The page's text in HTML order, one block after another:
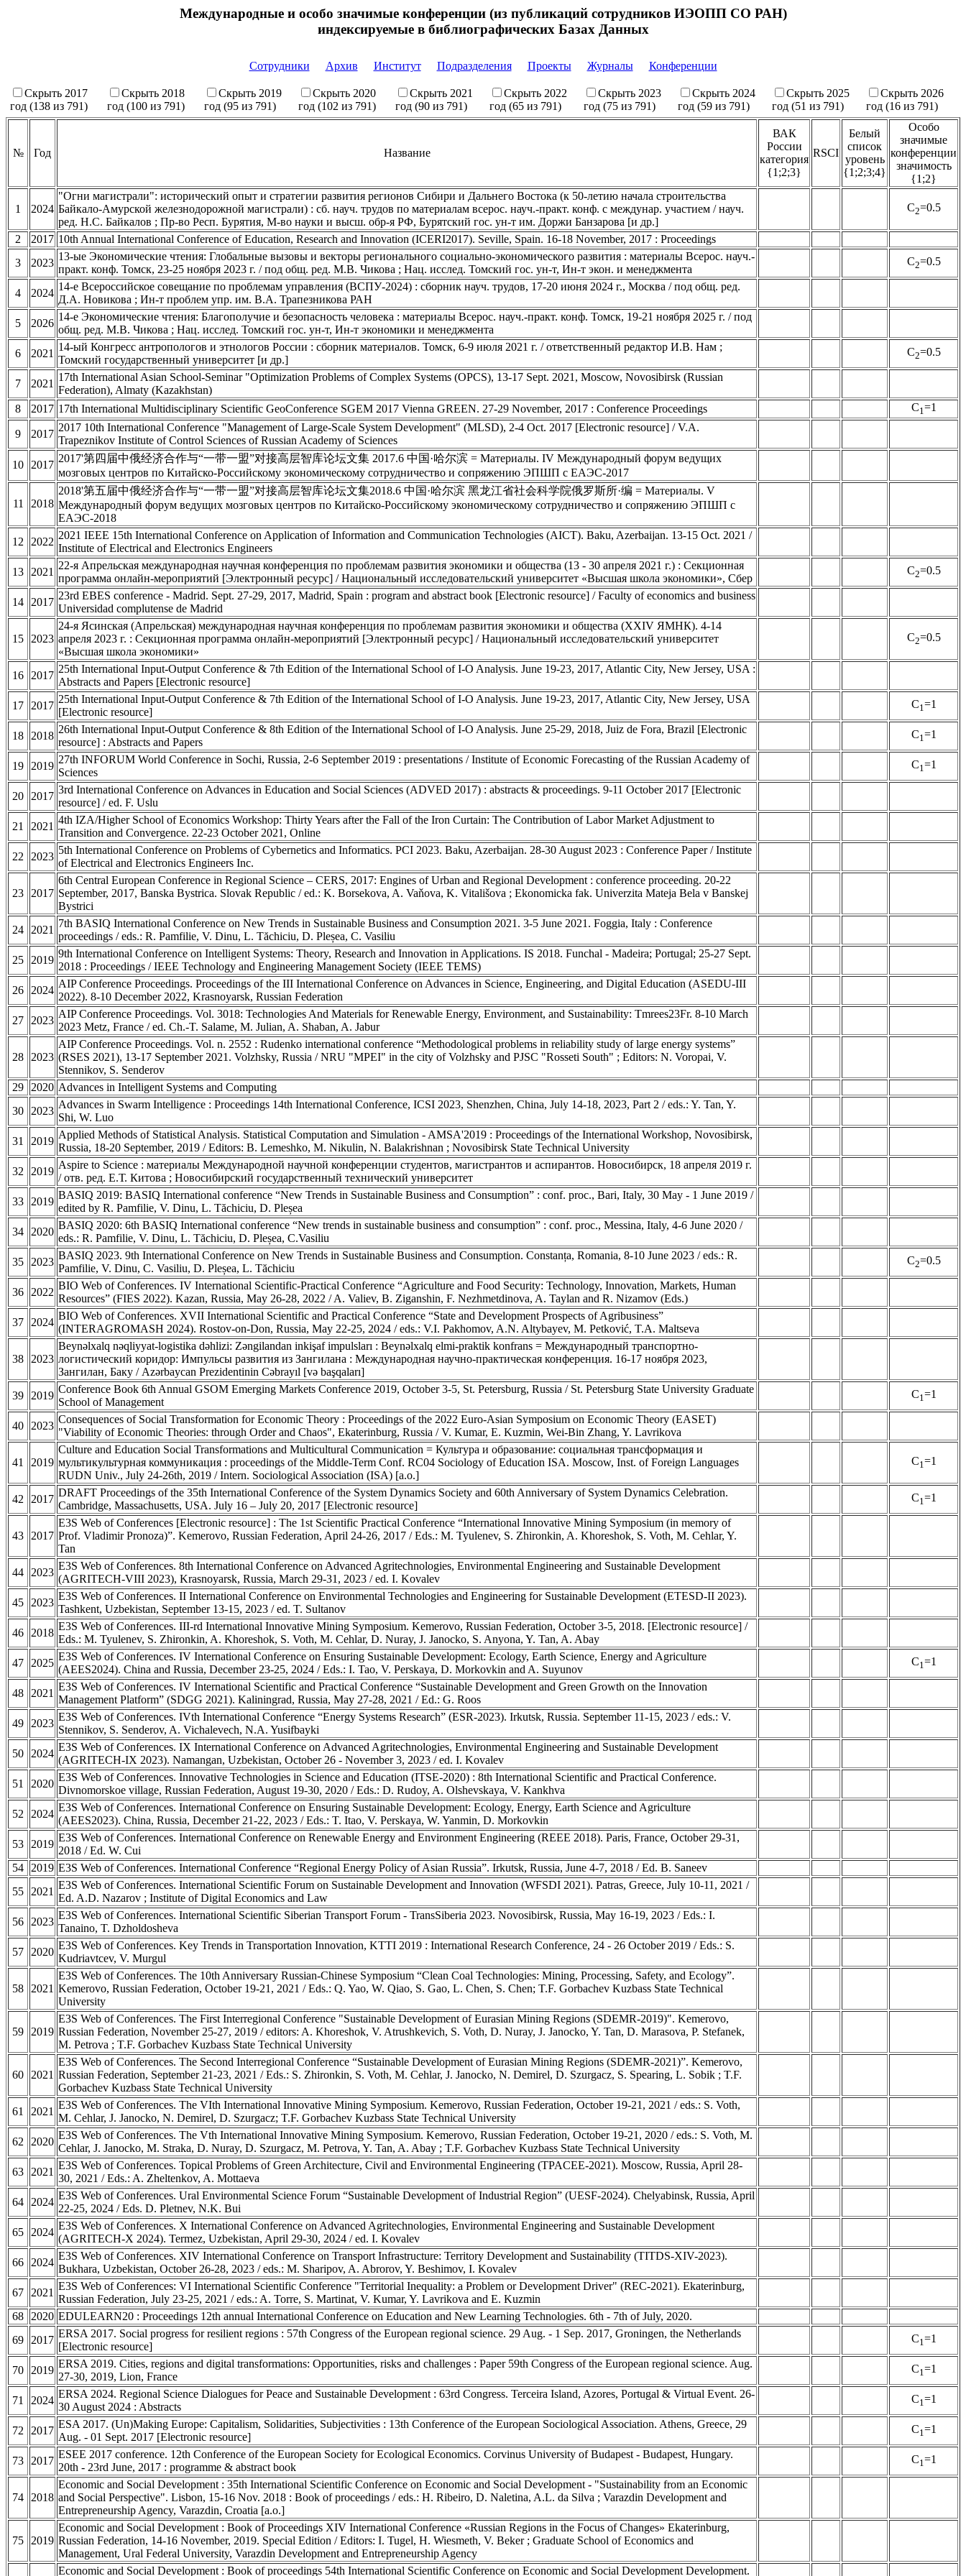
Международные и особо значимые конференции (из публикаций сотрудников ИЭОПП СО РАН)
индексируемые в библиографических Базах Данных
Сотрудники Архив Институт Подразделения Проекты Журналы Конференции
Скрыть 2017
год (138 из 791)
Скрыть 2018
год (100 из 791)
Скрыть 2019
год (95 из 791)
Скрыть 2020
год (102 из 791)
Скрыть 2021
год (90 из 791)
Скрыть 2022
год (65 из 791)
Скрыть 2023
год (75 из 791)
Скрыть 2024
год (59 из 791)
Скрыть 2025
год (51 из 791)
Скрыть 2026
год (16 из 791)
№ Год Название
ВАК
России
категория
{1;2;3}
RSCI
Белый
список
уровень
{1;2;3;4}
Особо
значимые
конференции
значимость
{1;2}
1 2024
"Огни магистрали": исторический опыт и стратегии развития регионов Сибири и Дальнего Востока (к 50-летию начала строительства
Байкало-Амурской железнодорожной магистрали) : сб. науч. трудов по материалам всерос. науч.-практ. конф. с междунар. участием / науч.
ред. Н.С. Байкалов ; Пр-во Респ. Бурятия, М-во науки и высш. обр-я РФ, Бурятский гос. ун-т им. Доржи Банзарова [и др.]
C2=0.5
2 2017 10th Annual International Conference of Education, Research and Innovation (ICERI2017). Seville, Spain. 16-18 November, 2017 : Proceedings
3
2023
13-ые Экономические чтения: Глобальные вызовы и векторы регионального социально-экономического развития : материалы Всерос. науч.-
практ. конф. Томск, 23-25 ноября 2023 г. / под общ. ред. М.В. Чикова ; Нац. исслед. Томский гос. ун-т, Ин-т экон. и менеджмента
C2=0.5
4 2024
14-е Всероссийское совещание по проблемам управления (ВСПУ-2024) : сборник науч. трудов, 17-20 июня 2024 г., Москва / под общ. ред.
Д.А. Новикова ; Ин-т проблем упр. им. В.А. Трапезникова РАН
5
2026
14-е Экономические чтения: Благополучие и безопасность человека : материалы Всерос. науч.-практ. конф. Томск, 19-21 ноября 2025 г. / под
общ. ред. М.В. Чикова ; Нац. исслед. Томский гос. ун-т, Ин-т экономики и менеджмента
6
2021
14-ый Конгресс антропологов и этнологов России : сборник материалов. Томск, 6-9 июля 2021 г. / ответственный редактор И.В. Нам ;
Томский государственный университет [и др.]
C2=0.5
7 2021
17th International Asian School-Seminar "Optimization Problems of Complex Systems (OPCS), 13-17 Sept. 2021, Moscow, Novosibirsk (Russian
Federation), Almaty (Kazakhstan)
8
2017 17th International Multidisciplinary Scientific GeoConference SGEM 2017 Vienna GREEN. 27-29 November, 2017 : Conference Proceedings C1 =1
9 2017
2017 10th International Conference "Management of Large-Scale System Development" (MLSD), 2-4 Oct. 2017 [Electronic resource] / V.A.
Trapeznikov Institute of Control Sciences of Russian Academy of Sciences
10
2017
2017'第四届中俄经济合作与“一带一盟”对接高层智库论坛文集 2017.6 中国·哈尔滨 = Материалы. IV Международный форум ведущих
мозговых центров по Китайско-Российскому экономическому сотрудничество и сопряжению ЭПШП с ЕАЭС-2017
11 2018
2018'第五届中俄经济合作与“一带一盟”对接高层智库论坛文集2018.6 中国·哈尔滨 黑龙江省社会科学院俄罗斯所·编 = Материалы. V
Международный форум ведущих мозговых центров по Китайско-Российскому экономическому сотрудничество и сопряжению ЭПШП с
ЕАЭС-2018
12
2022
2021 IEEE 15th International Conference on Application of Information and Communication Technologies (AICT). Baku, Azerbaijan. 13-15 Oct. 2021 /
Institute of Electrical and Electronics Engineers
13
2021
22-я Апрельская международная научная конференция по проблемам развития экономики и общества (13 - 30 апреля 2021 г.) : Секционная
программа онлайн-мероприятий [Электронный ресурс] / Национальный исследовательский университет «Высшая школа экономики», Сбер
C2=0.5
14 2017
23rd EBES conference - Madrid. Sept. 27-29, 2017, Madrid, Spain : program and abstract book [Electronic resource] / Faculty of economics and business
Universidad complutense de Madrid
15 2023
24-я Ясинская (Апрельская) международная научная конференция по проблемам развития экономики и общества (XXIV ЯМНК). 4-14
апреля 2023 г. : Секционная программа онлайн-мероприятий [Электронный ресурс] / Национальный исследовательский университет
«Высшая школа экономики»
C2=0.5
16 2017
25th International Input-Output Conference & 7th Edition of the International School of I-O Analysis. June 19-23, 2017, Atlantic City, New Jersey, USA :
Abstracts and Papers [Electronic resource]
17
2017
25th International Input-Output Conference & 7th Edition of the International School of I-O Analysis. June 19-23, 2017, Atlantic City, New Jersey, USA
[Electronic resource]
C1 =1
18 2018
26th International Input-Output Conference & 8th Edition of the International School of I-O Analysis. June 25-29, 2018, Juiz de Fora, Brazil [Electronic
resource] : Abstracts and Papers
C1 =1
19 2019
27th INFORUM World Conference in Sochi, Russia, 2-6 September 2019 : presentations / Institute of Economic Forecasting of the Russian Academy of
Sciences
C1 =1
20 2017
3rd International Conference on Advances in Education and Social Sciences (ADVED 2017) : abstracts & proceedings. 9-11 October 2017 [Electronic
resource] / ed. F. Uslu
21
2021
4th IZA/Higher School of Economics Workshop: Thirty Years after the Fall of the Iron Curtain: The Contribution of Labor Market Adjustment to
Transition and Convergence. 22-23 October 2021, Online
22
2023
5th International Conference on Problems of Cybernetics and Informatics. PCI 2023. Baku, Azerbaijan. 28-30 August 2023 : Conference Paper / Institute
of Electrical and Electronics Engineers Inc.
23 2017
6th Central European Conference in Regional Science – CERS, 2017: Engines of Urban and Regional Development : conference proceeding. 20-22
September, 2017, Banska Bystrica. Slovak Republic / ed.: K. Borsekova, A. Vaňova, K. Vitališova ; Ekonomicka fak. Univerzita Mateja Bela v Banskej
Bystrici
24
2021
7th BASIQ International Conference on New Trends in Sustainable Business and Consumption 2021. 3-5 June 2021. Foggia, Italy : Conference
proceedings / eds.: R. Pamfilie, V. Dinu, L. Tăchiciu, D. Pleșea, C. Vasiliu
25
2019
9th International Conference on Intelligent Systems: Theory, Research and Innovation in Applications. IS 2018. Funchal - Madeira; Portugal; 25-27 Sept.
2018 : Proceedings / IEEE Technology and Engineering Management Society (IEEE TEMS)
26
2024
AIP Conference Proceedings. Proceedings of the III International Conference on Advances in Science, Engineering, and Digital Education (ASEDU-III
2022). 8-10 December 2022, Krasnoyarsk, Russian Federation
27
2023
AIP Conference Proceedings. Vol. 3018: Technologies And Materials for Renewable Energy, Environment, and Sustainability: Tmrees23Fr. 8-10 March
2023 Metz, France / ed. Ch.-T. Salame, M. Julian, A. Shaban, A. Jabur
28 2023
AIP Conference Proceedings. Vol. n. 2552 : Rudenko international conference “Methodological problems in reliability study of large energy systems”
(RSES 2021), 13-17 September 2021. Volzhsky, Russia / NRU "MPEI" in the city of Volzhsky and PJSC "Rosseti South" ; Editors: N. Voropai, V.
Stennikov, S. Senderov
29
2020 Advances in Intelligent Systems and Computing
30
2023
Advances in Swarm Intelligence : Proceedings 14th International Conference, ICSI 2023, Shenzhen, China, July 14-18, 2023, Part 2 / eds.: Y. Tan, Y.
Shi, W. Luo
31
2019
Applied Methods of Statistical Analysis. Statistical Computation and Simulation - AMSA'2019 : Proceedings of the International Workshop, Novosibirsk,
Russia, 18-20 September, 2019 / Editors: B. Lemeshko, M. Nikulin, N. Balakrishnan ; Novosibirsk State Technical University
32
2019
Aspire to Science : материалы Международной научной конференции студентов, магистрантов и аспирантов. Новосибирск, 18 апреля 2019 г.
/ отв. ред. Е.Т. Китова ; Новосибирский государственный технический университет
33
2019
BASIQ 2019: BASIQ International conference “New Trends in Sustainable Business and Consumption” : conf. proc., Bari, Italy, 30 May - 1 June 2019 /
edited by R. Pamfilie, V. Dinu, L. Tăchiciu, D. Pleșea
34
2020
BASIQ 2020: 6th BASIQ International conference “New trends in sustainable business and consumption” : conf. proc., Messina, Italy, 4-6 June 2020 /
eds.: R. Pamfilie, V. Dinu, L. Tăchiciu, D. Pleșea, C.Vasiliu
35
2023
BASIQ 2023. 9th International Conference on New Trends in Sustainable Business and Consumption. Constanța, Romania, 8-10 June 2023 / eds.: R.
Pamfilie, V. Dinu, C. Vasiliu, D. Pleșea, L. Tăchiciu
C2=0.5
36 2022
BIO Web of Conferences. IV International Scientific-Practical Conference “Agriculture and Food Security: Technology, Innovation, Markets, Human
Resources” (FIES 2022). Kazan, Russia, May 26-28, 2022 / A. Valiev, B. Ziganshin, F. Nezhmetdinova, A. Taylan and R. Nizamov (Eds.)
37
2024
BIO Web of Conferences. XVII International Scientific and Practical Conference “State and Development Prospects of Agribusiness”
(INTERAGROMASH 2024). Rostov-on-Don, Russia, May 22-25, 2024 / eds.: V.I. Pakhomov, A.N. Altybayev, M. Petković, T.A. Maltseva
38 2023
Beynəlxalq nəqliyyat-logistika dəhlizi: Zəngilandan inkişaf impulsları : Beynəlxalq elmi-praktik konfrans = Международный транспортно-
логистический коридор: Импульсы развития из Зангилана : Международная научно-практическая конференция. 16-17 ноября 2023,
Зангилан, Баку / Azərbaycan Prezidentinin Cəbrayıl [və başqaları]
39
2019
Conference Book 6th Annual GSOM Emerging Markets Conference 2019, October 3-5, St. Petersburg, Russia / St. Petersburg State University Graduate
School of Management
C1 =1
40 2023
Consequences of Social Transformation for Economic Theory : Proceedings of the 2022 Euro-Asian Symposium on Economic Theory (EASET)
"Viability of Economic Theories: through Order and Chaos", Ekaterinburg, Russia / V. Kumar, E. Kuzmin, Wei-Bin Zhang, Y. Lavrikova
41 2019
Culture and Education Social Transformations and Multicultural Communication = Культура и образование: социальная трансформация и
мультикультурная коммуникация : proceedings of the Middle-Term Conf. RC04 Sociology of Education ISA. Moscow, Inst. of Foreign Languages
RUDN Univ., July 24-26th, 2019 / Intern. Sociological Association (ISA) [a.o.]
C1 =1
42 2017
DRAFT Proceedings of the 35th International Conference of the System Dynamics Society and 60th Anniversary of System Dynamics Celebration.
Cambridge, Massachusetts, USA. July 16 – July 20, 2017 [Electronic resource]
C1 =1
43 2017
E3S Web of Conferences [Electronic resource] : The 1st Scientific Practical Conference “International Innovative Mining Symposium (in memory of
Prof. Vladimir Pronoza)”. Kemerovo, Russian Federation, April 24-26, 2017 / Eds.: M. Tyulenev, S. Zhironkin, A. Khoreshok, S. Voth, M. Cehlar, Y.
Tan
44
2023
E3S Web of Conferences. 8th International Conference on Advanced Agritechnologies, Environmental Engineering and Sustainable Development
(AGRITECH-VIII 2023), Krasnoyarsk, Russia, March 29-31, 2023 / ed. I. Kovalev
45
2023
E3S Web of Conferences. II International Conference on Environmental Technologies and Engineering for Sustainable Development (ETESD-II 2023).
Tashkent, Uzbekistan, September 13-15, 2023 / ed. T. Sultanov
46
2018
E3S Web of Conferences. III-rd International Innovative Mining Symposium. Kemerovo, Russian Federation, October 3-5, 2018. [Electronic resource] /
Eds.: M. Tyulenev, S. Zhironkin, A. Khoreshok, S. Voth, M. Cehlar, D. Nuray, J. Janocko, S. Anyona, Y. Tan, A. Abay
47
2025
E3S Web of Conferences. IV International Conference on Ensuring Sustainable Development: Ecology, Earth Science, Energy and Agriculture
(AEES2024). China and Russia, December 23-25, 2024 / Eds.: I. Tao, V. Perskaya, D. Morkovkin and A. Suyunov
C1 =1
48 2021
E3S Web of Conferences. IV International Scientific and Practical Conference “Sustainable Development and Green Growth on the Innovation
Management Platform” (SDGG 2021). Kaliningrad, Russia, May 27-28, 2021 / Ed.: G. Roos
49
2023
E3S Web of Conferences. IVth International Conference “Energy Systems Research” (ESR-2023). Irkutsk, Russia. September 11-15, 2023 / eds.: V.
Stennikov, S. Senderov, A. Vichalevech, N.A. Yusifbayki
50
2024
E3S Web of Conferences. IX International Conference on Advanced Agritechnologies, Environmental Engineering and Sustainable Development
(AGRITECH-IX 2023). Namangan, Uzbekistan, October 26 - November 3, 2023 / ed. I. Kovalev
51
2020
E3S Web of Conferences. Innovative Technologies in Science and Education (ITSE-2020) : 8th International Scientific and Practical Conference.
Divnomorskoe village, Russian Federation, August 19-30, 2020 / Eds.: D. Rudoy, A. Olshevskaya, V. Kankhva
52
2024
E3S Web of Conferences. International Conference on Ensuring Sustainable Development: Ecology, Energy, Earth Science and Agriculture
(AEES2023). China, Russia, December 21-22, 2023 / Eds.: T. Itao, V. Perskaya, W. Yanmin, D. Morkovkin
53
2019
E3S Web of Conferences. International Conference on Renewable Energy and Environment Engineering (REEE 2018). Paris, France, October 29-31,
2018 / Ed. W. Cui
54
2019 E3S Web of Conferences. International Conference “Regional Energy Policy of Asian Russia”. Irkutsk, Russia, June 4-7, 2018 / Ed. B. Saneev
55
2021
E3S Web of Conferences. International Scientific Forum on Sustainable Development and Innovation (WFSDI 2021). Patras, Greece, July 10-11, 2021 /
Ed. A.D. Nazarov ; Institute of Digital Economics and Law
56
2023
E3S Web of Conferences. International Scientific Siberian Transport Forum - TransSiberia 2023. Novosibirsk, Russia, May 16-19, 2023 / Eds.: I.
Tanaino, T. Dzholdosheva
57
2020
E3S Web of Conferences. Key Trends in Transportation Innovation, KTTI 2019 : International Research Conference, 24 - 26 October 2019 / Eds.: S.
Kudriavtcev, V. Murgul
58 2021
E3S Web of Conferences. The 10th Anniversary Russian-Chinese Symposium “Clean Coal Technologies: Mining, Processing, Safety, and Ecology”.
Kemerovo, Russian Federation, October 19-21, 2021 / Eds.: Q. Yao, W. Qiao, S. Gao, L. Chen, S. Chen; T.F. Gorbachev Kuzbass State Technical
University
59 2019
E3S Web of Conferences. The First Interregional Conference "Sustainable Development of Eurasian Mining Regions (SDEMR-2019)". Kemerovo,
Russian Federation, November 25-27, 2019 / editors: A. Khoreshok, V. Atrushkevich, S. Voth, D. Nuray, J. Janocko, Y. Tan, D. Marasova, P. Stefanek,
M. Petrova ; T.F. Gorbachev Kuzbass State Technical University
60 2021
E3S Web of Conferences. The Second Interregional Conference “Sustainable Development of Eurasian Mining Regions (SDEMR-2021)”. Kemerovo,
Russian Federation, September 21-23, 2021 / Eds.: S. Zhironkin, S. Voth, M. Cehlar, J. Janocko, N. Demirel, D. Szurgacz, S. Spearing, L. Sobik ; T.F.
Gorbachev Kuzbass State Technical University
61
2021
E3S Web of Conferences. The VIth International Innovative Mining Symposium. Kemerovo, Russian Federation, October 19-21, 2021 / eds.: S. Voth,
M. Cehlar, J. Janocko, N. Demirel, D. Szurgacz; T.F. Gorbachev Kuzbass State Technical University
62
2020
E3S Web of Conferences. The Vth International Innovative Mining Symposium. Kemerovo, Russian Federation, October 19-21, 2020 / eds.: S. Voth, M.
Cehlar, J. Janocko, M. Straka, D. Nuray, D. Szurgacz, M. Petrova, Y. Tan, A. Abay ; T.F. Gorbachev Kuzbass State Technical University
63
2021
E3S Web of Conferences. Topical Problems of Green Architecture, Civil and Environmental Engineering (TPACEE-2021). Moscow, Russia, April 28-
30, 2021 / Eds.: A. Zheltenkov, A. Mottaeva
64
2024
E3S Web of Conferences. Ural Environmental Science Forum “Sustainable Development of Industrial Region” (UESF-2024). Chelyabinsk, Russia, April
22-25, 2024 / Eds. D. Pletnev, N.K. Bui
65
2024
E3S Web of Conferences. X International Conference on Advanced Agritechnologies, Environmental Engineering and Sustainable Development
(AGRITECH-X 2024). Termez, Uzbekistan, April 29-30, 2024 / ed. I. Kovalev
66
2024
E3S Web of Conferences. XIV International Conference on Transport Infrastructure: Territory Development and Sustainability (TITDS-XIV-2023).
Bukhara, Uzbekistan, October 26-28, 2023 / eds.: M. Sharipov, A. Abrorov, Y. Beshimov, I. Kovalev
67
2021
E3S Web of Conferences: VI International Scientific Conference "Territorial Inequality: a Problem or Development Driver" (REC-2021). Ekaterinburg,
Russian Federation, July 23-25, 2021 / eds.: A. Torre, S. Martinat, V. Kumar, Y. Lavrikova and E. Kuzmin
68
2020 EDULEARN20 : Proceedings 12th annual International Conference on Education and New Learning Technologies. 6th - 7th of July, 2020.
69
2017
ERSA 2017. Social progress for resilient regions : 57th Congress of the European regional science. 29 Aug. - 1 Sep. 2017, Groningen, the Netherlands
[Electronic resource]
C1 =1
70 2019
ERSA 2019. Cities, regions and digital transformations: Opportunities, risks and challenges : Paper 59th Congress of the European regional science. Aug.
27-30, 2019, Lion, France
C1 =1
71 2024
ERSA 2024. Regional Science Dialogues for Peace and Sustainable Development : 63rd Congress. Terceira Island, Azores, Portugal & Virtual Event. 26-
30 August 2024 : Abstracts
C1 =1
72 2017
ESA 2017. (Un)Making Europe: Capitalism, Solidarities, Subjectivities : 13th Conference of the European Sociological Association. Athens, Greece, 29
Aug. - 01 Sept. 2017 [Electronic resource]
C1 =1
73 2017
ESEE 2017 conference. 12th Conference of the European Society for Ecological Economics. Corvinus University of Budapest - Budapest, Hungary.
20th - 23rd June, 2017 : programme & abstract book
C1 =1
74 2018
Economic and Social Development : 35th International Scientific Conference on Economic and Social Development - "Sustainability from an Economic
and Social Perspective". Lisbon, 15-16 Nov. 2018 : Book of proceedings / eds.: H. Ribeiro, D. Naletina, A.L. da Silva ; Varazdin Development and
Entrepreneurship Agency, Varazdin, Croatia [a.o.]
75 2019
Economic and Social Development : Book of Proceedings XIV International Conference «Russian Regions in the Focus of Changes» Ekaterinburg,
Russian Federation, 14-16 November, 2019. Special Edition / Editors: I. Tugel, H. Wiesmeth, V. Beker ; Graduate School of Economics and
Management, Ural Federal University, Varazdin Development and Entrepreneurship Agency
Economic and Social Development : Book of proceedings 54th International Scientific Conference on Economic and Social Development Development.